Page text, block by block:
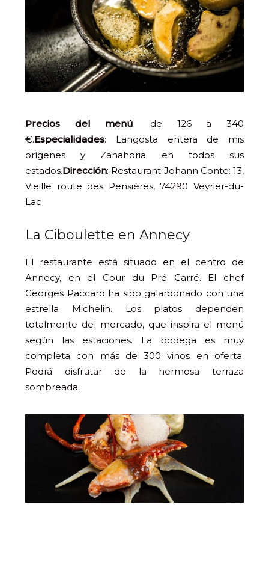
Precios del menú: de 126 a 340
€.Especialidades: Langosta entera de mis
orígenes y Zanahoria en todos sus
estados.Dirección: Restaurant Johann Conte: 13,
Vieille route des Pensières, 74290 Veyrier-du-
Lac
La Ciboulette en Annecy
El restaurante está situado en el centro de
Annecy, en el Cour du Pré Carré. El chef
Georges Paccard ha sido galardonado con una
estrella Michelin. Los platos dependen
totalmente del mercado, que inspira el menú
según las estaciones. La bodega es muy
completa con más de 300 vinos en oferta.
Podrá disfrutar de la hermosa terraza
sombreada.